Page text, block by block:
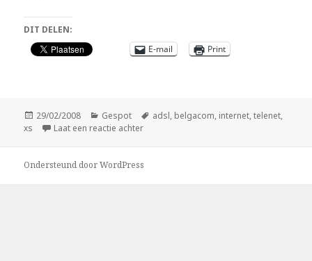
DIT DELEN:
E-mail
Print
Geplaatst
op
29/02/2008 Categorieën
Gespot Tags
adsl, belgacom, internet,telenet,
xs
Laat een reactie achterop XS
Ondersteund door WordPress